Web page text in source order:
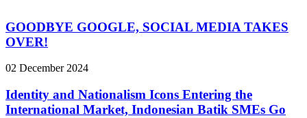
GOODBYE GOOGLE, SOCIAL MEDIA TAKES
OVER!
02 December 2024
Identity and Nationalism Icons Entering the
International Market, Indonesian Batik SMEs Go